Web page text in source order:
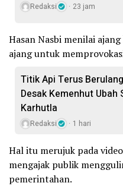
Redaksi 23 jam
Hasan Nasbi menilai
ajang untuk
Titik Api Terus
Desak Kemenhut Ubah
Karhutla
Redaksi 1 hari
Hal itu merujuk pada
mengajak publik
pemerintahan.